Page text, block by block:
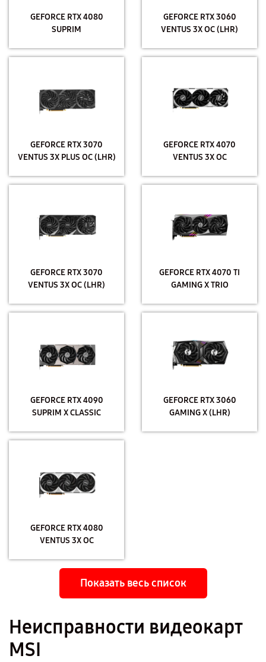
GEFORCE RTX 4080
SUPRIM
GEFORCE RTX 3060
VENTUS 3X OC (LHR)
GEFORCE RTX 3070
VENTUS 3X PLUS OC (LHR)
GEFORCE RTX 4070
VENTUS 3X OC
GEFORCE RTX 3070
VENTUS 3X OC (LHR)
GEFORCE RTX 4070 TI
GAMING X TRIO
GEFORCE RTX 4090
SUPRIM X CLASSIC
GEFORCE RTX 3060
GAMING X (LHR)
GEFORCE RTX 4080
VENTUS 3X OC
Показать весь список
Неисправности видеокарт
MSI